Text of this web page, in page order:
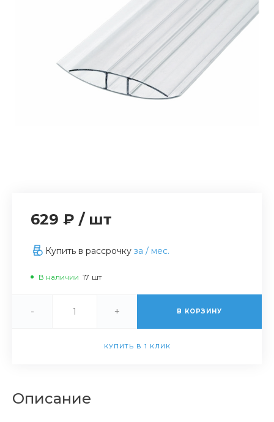
629 ₽ / шт
Купить в рассрочку за / мес.
В наличии 17 шт
- + В КОРЗИНУ
КУПИТЬ В 1 КЛИК
Описание